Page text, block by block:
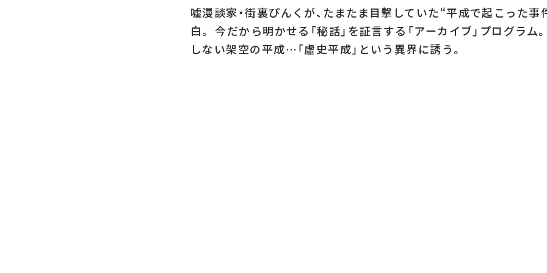
嘘漫談家・街裏ぴんくが、たまたま目撃していた“平成で起こった事
白。 今だから明かせる「秘話」を証言する「アーカイブ」プログラム
しない架空の平成…「虚史平成」という異界に誘う。